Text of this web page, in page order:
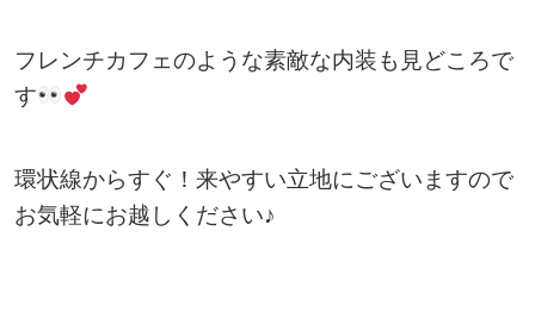
フレンチカフェのような素敵な内装も見どころで
す
環状線からすぐ！来やすい立地にございますので
お気軽にお越しください♪